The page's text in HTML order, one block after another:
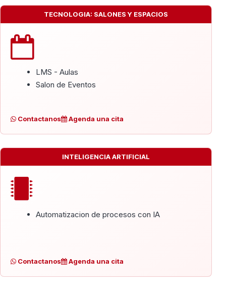
TECNOLOGIA: SALONES Y ESPACIOS
LMS - Aulas
Salon de Eventos
Contactanos Agenda una cita
INTELIGENCIA ARTIFICIAL
Automatizacion de procesos con IA
Contactanos Agenda una cita